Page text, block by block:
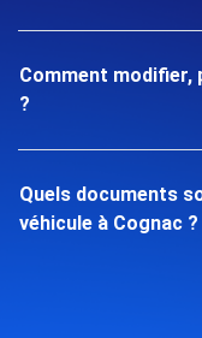
Comment modifier,
?
Quels documents
véhicule à Cognac ?